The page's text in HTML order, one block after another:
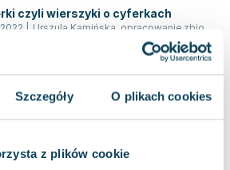
Szczegóły O plikach cookies
z plików cookie
czyli wierszyki o cyferkach
2022 | Urszula Kamińska opracowanie zbiorowe
książeczka, która wprowadza
0.0
Pakujemy jutro